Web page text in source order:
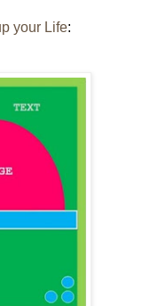
your Life: